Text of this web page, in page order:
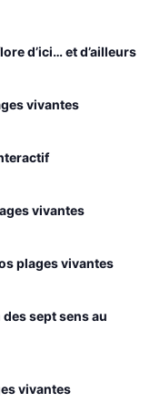
d’ici… et d’ailleurs
vivantes
vivantes
plages vivantes
sept sens au
vivantes